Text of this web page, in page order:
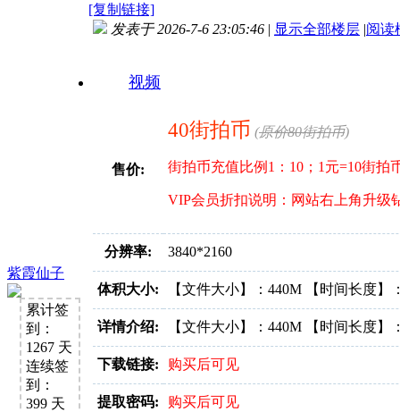
好消息限时66元升级VIP！赠
1、每天签到街拍币免费领；点
好消息限时66元升级VIP！赠
1、每天签到街拍币免费领；点
[复制链接]
紫霞仙子
累计签
到：
1267 天
连续签
到：
399 天
发表于 2026-7-6 23:05:46 | 显示全部楼层 |阅读
视频
售价:
40街拍币 (原价80街拍币)
街拍币充值比例1：10；1元=10街拍
VIP会员折扣说明：网站右上角升级
分辨率: 3840*2160
体积大小: 【文件大小】：440M 【时间长度】
详情介绍: 【文件大小】：440M 【时间长度】
下载链接: 购买后可见
提取密码: 购买后可见